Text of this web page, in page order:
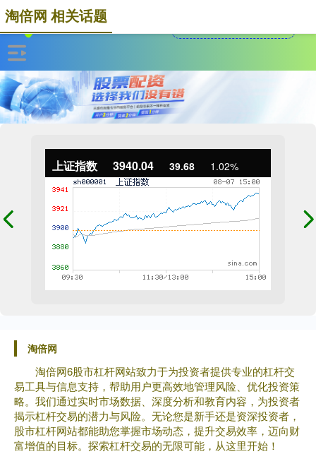
上证指数 3940.04 39.68 1.02%
淘倍网
淘倍网6股市杠杆网站致力于为投资者提供专业的杠杆交
易工具与信息支持，帮助用户更高效地管理风险、优化投资策
略。我们通过实时市场数据、深度分析和教育内容，为投资者
揭示杠杆交易的潜力与风险。无论您是新手还是资深投资者，
股市杠杆网站都能助您掌握市场动态，提升交易效率，迈向财
富增值的目标。探索杠杆交易的无限可能，从这里开始！
淘倍网 相关话题